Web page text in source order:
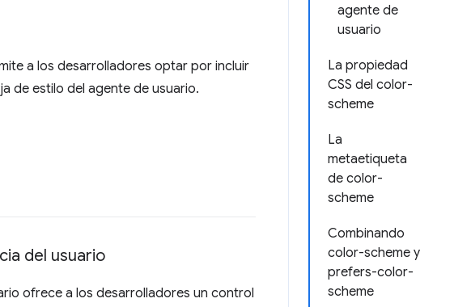
agente de
usuario
La propiedad
CSS del color-
scheme
La
metaetiqueta
de color-
scheme
Combinando
color-scheme y
prefers-color-
scheme
a los desarrolladores optar por incluir
de estilo del agente de usuario.
del usuario
ofrece a los desarrolladores un control